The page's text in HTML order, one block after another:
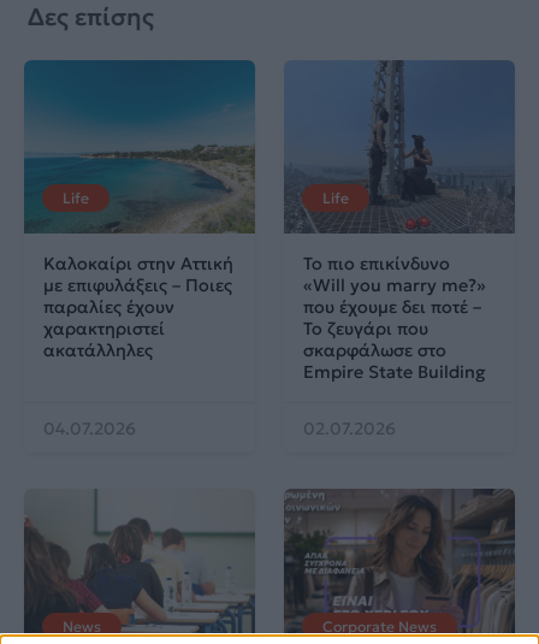
Δες επίσης
Life
Καλοκαίρι στην Αττική
με επιφυλάξεις – Ποιες
παραλίες έχουν
χαρακτηριστεί
ακατάλληλες
04.07.2026
Life
Το πιο επικίνδυνο
«Will you marry me?»
που έχουμε δει ποτέ –
Το ζευγάρι που
σκαρφάλωσε στο
Empire State Building
02.07.2026
News Corporate News